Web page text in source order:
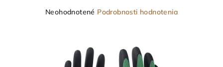
Priemerné
Neohodnotené Podrobnosti hodnotenia